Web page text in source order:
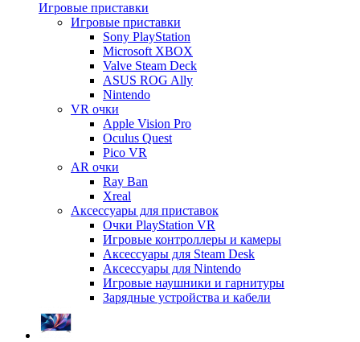
Игровые приставки
Игровые приставки
Sony PlayStation
Microsoft XBOX
Valve Steam Deck
ASUS ROG Ally
Nintendo
VR очки
Apple Vision Pro
Oculus Quest
Pico VR
AR очки
Ray Ban
Xreal
Аксессуары для приставок
Очки PlayStation VR
Игровые контроллеры и камеры
Аксессуары для Steam Desk
Аксессуары для Nintendo
Игровые наушники и гарнитуры
Зарядные устройства и кабели